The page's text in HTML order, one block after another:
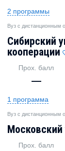
2 программы
Вуз с дистанционным
Сибирский
кооперации
Прох. балл
—
1 программа
Вуз с дистанционным
Московский
Прох. балл